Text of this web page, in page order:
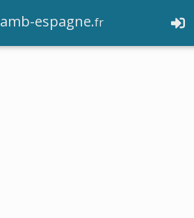
amb-espagne.fr